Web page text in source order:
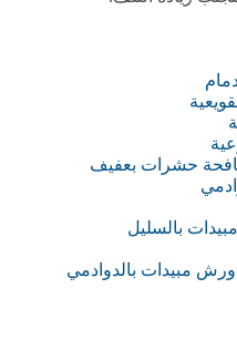
حشرات بعفيف
بالسليل
مبيدات بالدوادمي